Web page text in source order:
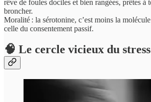
rêve de foules dociles et bien rangées, prêtes à
broncher.
Moralité : la sérotonine, c’est moins la
celle du consentement passif.
🧠 Le cercle vicieux du